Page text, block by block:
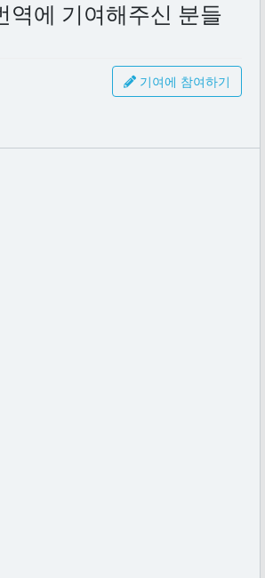
역에 기여해주신 분들
기여에 참여하기